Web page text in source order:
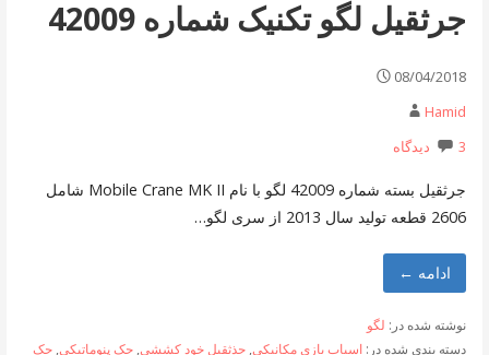
جرثقیل لگو تکنیک شماره 42009
08/04/2018
Hamid
3 دیدگاه
جرثقیل بسته شماره 42009 لگو با نام Mobile Crane MK II شامل
2606 قطعه تولید سال 2013 از سری لگو…
ادامه ←
نوشته شده در: لگو
دسته بندی شده در: اسباب بازی مکانیکی, جذثقیل خود کششی, جک پنوماتیکی, جک